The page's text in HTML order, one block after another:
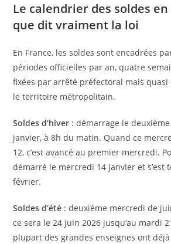
Le calendrier des soldes en
que dit vraiment la loi
En France, les soldes sont encadrées
périodes officielles par an, quatre
fixées par arrêté préfectoral mais
le territoire métropolitain.
Soldes d’hiver : démarrage le
janvier, à 8h du matin. Quand ce
12, c’est avancé au premier mercredi.
démarré le mercredi 14 janvier et s’est
février.
Soldes d’été : deuxième mercredi de
ce sera le 24 juin 2026 jusqu’au mardi
plupart des grandes enseignes ont